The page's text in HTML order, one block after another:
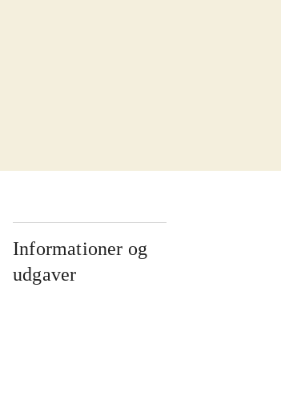
Informationer og
udgaver